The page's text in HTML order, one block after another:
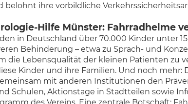
belohnt ihre vorbildliche
Hilfe Münster: Fahrradhelme
in Deutschland über 70.000 Kinder unter
Behinderung – etwa zu Sprach- und
die Lebensqualität der kleinen Patienten zu
Kinder und ihre Familien. Und noch
mit anderen Institutionen den
Schulen, Aktionstage in Stadtteilen sowie